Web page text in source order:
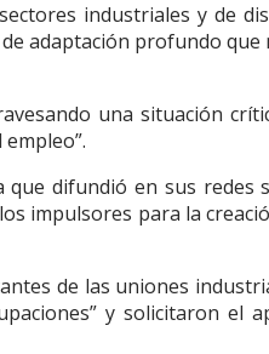
industriales y de
adaptación profundo
una situación
difundió en sus redes
impulsores para la
de las uniones
y solicitaron el